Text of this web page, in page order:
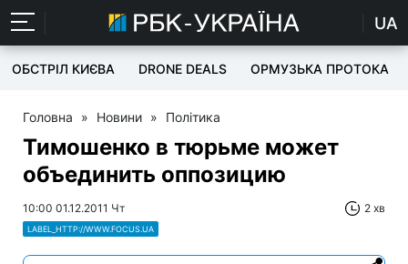
UA
ОБСТРІЛ КИЄВА DRONE DEALS ОРМУЗЬКА ПРОТОКА
Головна » Новини » Політика
Тимошенко в тюрьме может
объединить оппозицию
10:00 01.12.2011 Чт 2 хв
LABEL_HTTP://WWW.FOCUS.UA